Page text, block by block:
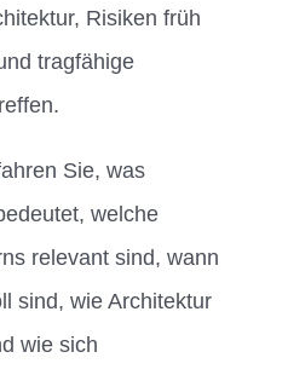
Risiken früh
tragfähige
Sie, was
welche
relevant sind, wann
sind, wie Architektur
wie sich